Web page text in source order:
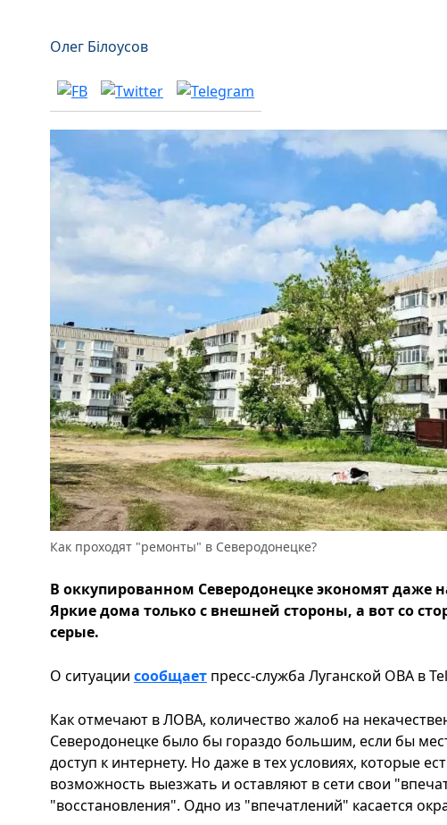
Олег Білоусов
Как проходят "ремонты" в Северодонецке?
В оккупированном Северодонецке экономят даже
Яркие дома только с внешней стороны, а вот со
серые.
О ситуации сообщает пресс-служба Луганской ОВА в
Как отмечают в ЛОВА, количество жалоб на
Северодонецке было бы гораздо большим, если бы
доступ к интернету. Но даже в тех условиях, которые
возможность выезжать и оставляют в сети свои
"восстановления". Одно из "впечатлений" касается